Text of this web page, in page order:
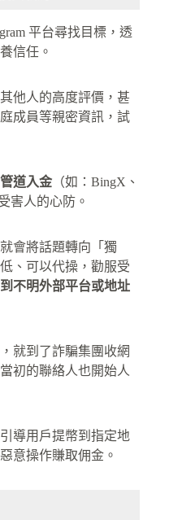
平台尋找目標，透
信任。
他人的高度評價，甚
成員等親密資訊，試
道入金 （如：BingX、
害人的心防。
會將話題轉向「獨
、可以代操，勸服受
不明外部平台或地址
就到了詐騙集團收網
初的聯絡人也開始人
導用戶提幣到指定地
意操作賺取佣金。